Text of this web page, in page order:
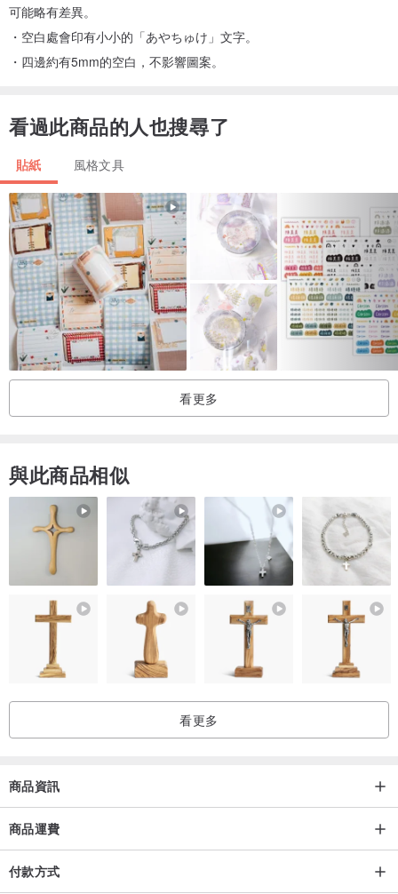
可能略有差異。
・空白處會印有小小的「あやちゅけ」文字。
・四邊約有5mm的空白，不影響圖案。
看過此商品的人也搜尋了
貼紙 風格文具
看更多
與此商品相似
看更多
商品資訊
商品運費
付款方式